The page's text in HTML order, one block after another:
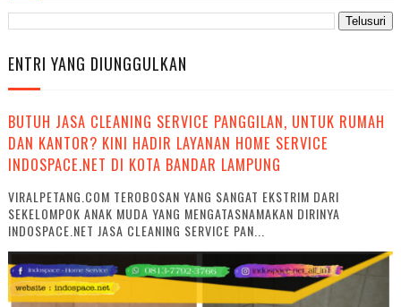
ENTRI YANG DIUNGGULKAN
BUTUH JASA CLEANING SERVICE PANGGILAN, UNTUK RUMAH
DAN KANTOR? KINI HADIR LAYANAN HOME SERVICE
INDOSPACE.NET DI KOTA BANDAR LAMPUNG
VIRALPETANG.COM TEROBOSAN YANG SANGAT EKSTRIM DARI
SEKELOMPOK ANAK MUDA YANG MENGATASNAMAKAN DIRINYA
INDOSPACE.NET JASA CLEANING SERVICE PAN...